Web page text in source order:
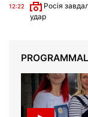
12:22
Росія
удар